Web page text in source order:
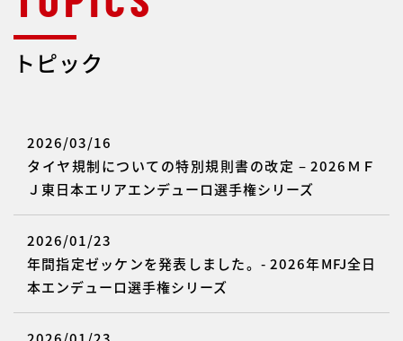
トピック
2026/03/16
タイヤ規制についての特別規則書の改定 – 2026ＭＦ
Ｊ東日本エリアエンデューロ選手権シリーズ
2026/01/23
年間指定ゼッケンを発表しました。- 2026年MFJ全日
本エンデューロ選手権シリーズ